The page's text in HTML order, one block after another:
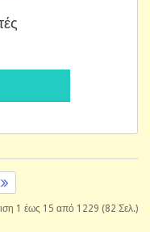
1 έως 15 από 1229 (82 Σελ.)